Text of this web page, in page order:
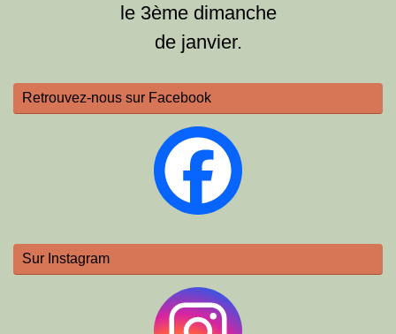
le 3ème dimanche
de janvier.
Retrouvez-nous sur Facebook
Sur Instagram